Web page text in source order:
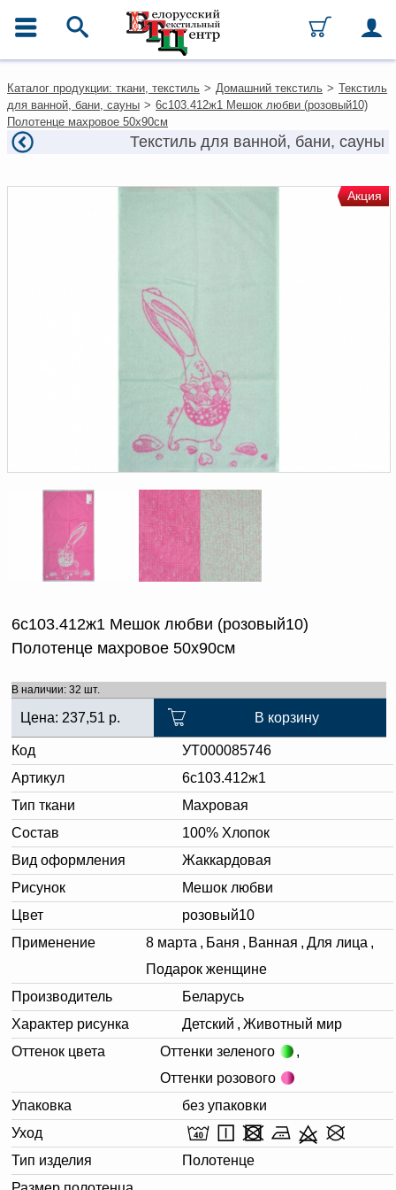
Каталог
Ткани
Домашний текстиль
Одежда
Текстиль для ресторанов и
Оплата и доставка
Как оформить заказ
Документы по работе с
персональными данными
Письмо руководителю
Вопросы и ответы
Новости | Статьи
Каталог продукции: ткани, текстиль > Домашний текстиль > Текстиль
для ванной, бани, сауны > 6с103.412ж1 Мешок любви (розовый10)
Полотенце махровое 50х90см
Текстиль для ванной, бани, сауны
Акция
6с103.412ж1 Мешок любви (розовый10)
Полотенце махровое 50х90см
В наличии: 32 шт.
Цена: 237,51 р. В корзину
Код
УТ000085746
Артикул
6с103.412ж1
Тип ткани
Махровая
Состав
100% Хлопок
Вид оформления
Жаккардовая
Рисунок
Мешок любви
Цвет
розовый10
Применение
8 марта , Баня , Ванная , Для лица ,
Подарок женщине
Производитель
Беларусь
Характер рисунка
Детский , Животный мир
Оттенок цвета
Оттенки зеленого
,
Оттенки розового
Упаковка
без упаковки
Уход
Тип изделия
Полотенце